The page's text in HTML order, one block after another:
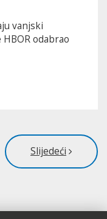
vanjski
odabrao
Slijedeći